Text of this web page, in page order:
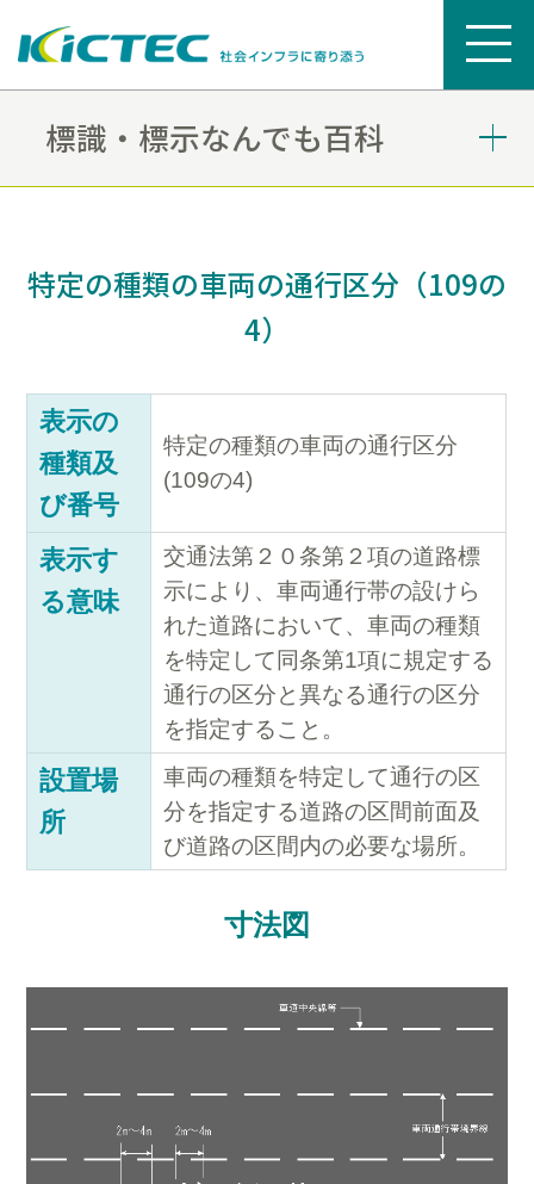
標識・標示なんでも百科
特定の種類の車両の通行区分（109の
4）
表示の
種類及
び番号
特定の種類の車両の通行区分
(109の4)
表示す
る意味
交通法第２０条第２項の道路標
示により、車両通行帯の設けら
れた道路において、車両の種類
を特定して同条第1項に規定する
通行の区分と異なる通行の区分
を指定すること。
設置場
所
車両の種類を特定して通行の区
分を指定する道路の区間前面及
び道路の区間内の必要な場所。
寸法図